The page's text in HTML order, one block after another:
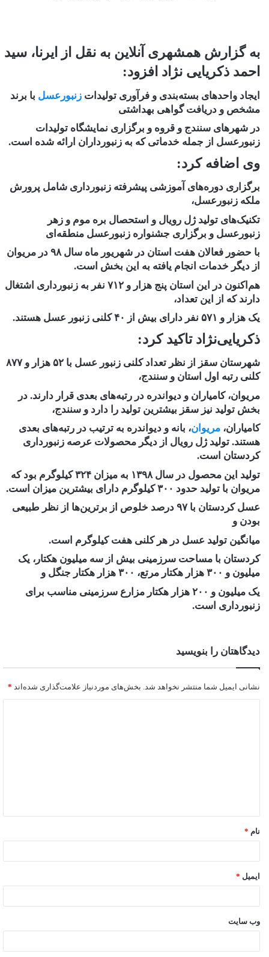
به گزارش همشهری آنلاین به نقل از ایرنا، سید
احمد ذکریایی نژاد افزود:
ایجاد واحدهای بسته‌بندی و فرآوری تولیدات زنبورعسل با برند
مشخص و دریافت گواهی بهداشتی
در شهرهای سنندج و قروه و برگزاری نمایشگاه تولیدات
زنبورعسل از جمله خدماتی که به زنبورداران ارائه شده است.
وی اضافه کرد:
برگزاری دوره‌های آموزشی پیشرفته زنبورداری شامل پرورش
ملکه زنبورعسل،
تکنیک‌های تولید ژل رویال و استحصال بره موم و زهر
زنبورعسل و برگزاری جشنواره زنبورعسل منطقه‌ای
با حضور فعالان هفت استان در شهریور ماه سال ۹۸ در مریوان
از دیگر خدمات انجام یافته به این بخش است.
هم‌اکنون در این استان پنج هزار و ۷۱۲ نفر به زنبورداری اشتغال
دارند که از این تعداد،
یک هزار و ۵۷۱ نفر دارای بیش از ۴۰ کلنی زنبور عسل هستند.
ذکریایی‌نژاد تاکید کرد:
شهرستان سقز از نظر تعداد کلنی زنبور عسل با ۵۲ هزار و ۸۷۷
کلنی رتبه اول استان و سنندج،
مریوان، کامیاران و دیواندره در رتبه‌های بعدی قرار دارند. در
بخش تولید نیز سقز بیشترین تولید را دارد و سنندج،
کامیاران، مریوان، بانه و دیواندره به ترتیب در رتبه‌های بعدی
هستند. تولید ژل رویال از دیگر محصولات عرصه زنبورداری
کردستان است.
تولید این محصول در سال ۱۳۹۸ به میزان ۳۲۴ کیلوگرم بود که
مریوان با تولید حدود ۳۰۰ کیلوگرم دارای بیشترین میزان است.
عسل کردستان با ۹۷ درصد خلوص از برترین‌ها از نظر طبیعی
بودن و
میانگین تولید عسل در هر کلنی هفت کیلوگرم است.
کردستان با مساحت سرزمینی بیش از سه میلیون هکتار، یک
میلیون و ۳۰۰ هزار هکتار مرتع، ۳۰۰ هزار هکتار جنگل و
یک میلیون و ۲۰۰ هزار هکتار مزارع سرزمینی مناسب برای
زنبورداری است.
دیدگاهتان را بنویسید
نشانی ایمیل شما منتشر نخواهد شد. بخش‌های موردنیاز علامت‌گذاری شده‌اند *
نام *
ایمیل *
وب‌ سایت